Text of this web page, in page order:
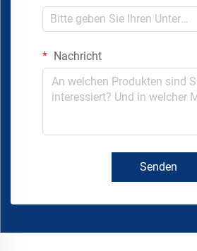
Nachricht
Senden